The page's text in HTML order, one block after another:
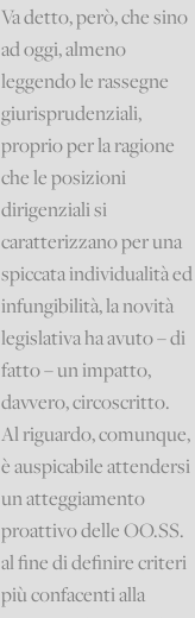
Va detto, però, che sino
ad oggi, almeno
leggendo le rassegne
giurisprudenziali,
proprio per la ragione
che le posizioni
dirigenziali si
caratterizzano per una
spiccata individualità ed
infungibilità, la novità
legislativa ha avuto – di
fatto – un impatto,
davvero, circoscritto.
Al riguardo, comunque,
è auspicabile attendersi
un atteggiamento
proattivo delle OO.SS.
al fine di definire criteri
più confacenti alla